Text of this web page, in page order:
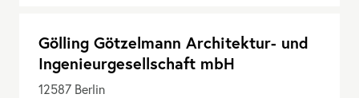
Gölling Götzelmann Architektur- und
Ingenieurgesellschaft mbH
12587 Berlin